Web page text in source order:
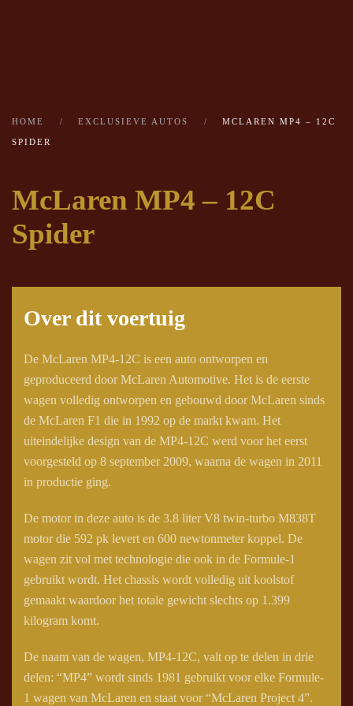
HOME EXCLUSIEVE AUTOS MCLAREN MP4 – 12C
SPIDER
McLaren MP4 – 12C
Spider
Over dit voertuig
De McLaren MP4-12C is een auto ontworpen en
geproduceerd door McLaren Automotive. Het is de eerste
wagen volledig ontworpen en gebouwd door McLaren sinds
de McLaren F1 die in 1992 op de markt kwam. Het
uiteindelijke design van de MP4-12C werd voor het eerst
voorgesteld op 8 september 2009, waarna de wagen in 2011
in productie ging.
De motor in deze auto is de 3.8 liter V8 twin-turbo M838T
motor die 592 pk levert en 600 newtonmeter koppel. De
wagen zit vol met technologie die ook in de Formule-1
gebruikt wordt. Het chassis wordt volledig uit koolstof
gemaakt waardoor het totale gewicht slechts op 1.399
kilogram komt.
De naam van de wagen, MP4-12C, valt op te delen in drie
delen: “MP4” wordt sinds 1981 gebruikt voor elke Formule-
1 wagen van McLaren en staat voor “McLaren Project 4”.